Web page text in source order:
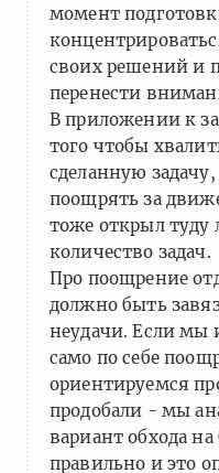
момент
своих решений и
перенести
В приложении к
того чтобы
сделанную
поощрять за
тоже открыл туду
количество задач.
Про поощрение
должно быть
неудачи. Если мы
само по себе
ориентируемся
продобали - мы
вариант обхода
правильно и это